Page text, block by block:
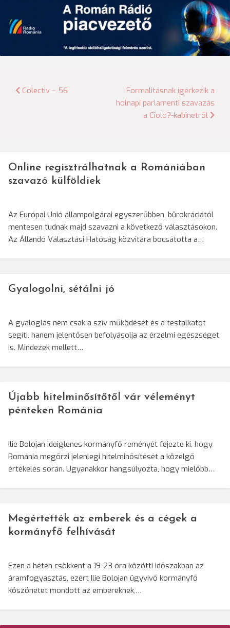
Bejegyzés
Colectiv – 56
Formalitásnak ígérkezik a
holnapi parlamenti szavazás
a Ciolo?-kabinetről
Online regisztrálhatnak a Romániában
szavazó külföldiek
Az Európai Unió állampolgárai egyszerűbben, bürokráciától
mentesen tudnak majd szavazni a következő választásokon.
Az Állandó Választási Hatóság közvitára bocsátotta a…
Gyalogolni, sétálni jó
A gyaloglás nem csak a szív működését és a testalkatot
segíti, hanem jelentősen befolyásolja az érzelmi egészséget
is. Mindezek mellett…
Újabb hitelminősítőtől vár véleményt
pénteken Románia
Ilie Bolojan ideiglenes kormányfő reményét fejezte ki, hogy
Románia megőrzi jelenlegi hitelminősítését a közelgő
értékelés során. Ugyanakkor hangsúlyozta, hogy mielőbb…
Megértették az emberek és a cégek a
kormányfő felhívását
Ezen a héten csökkent a 19-23 óra közötti időszakban az
áramfogyasztás, ezért Ilie Bolojan ügyvivő kormányfő
köszönetet mondott az embereknek,…